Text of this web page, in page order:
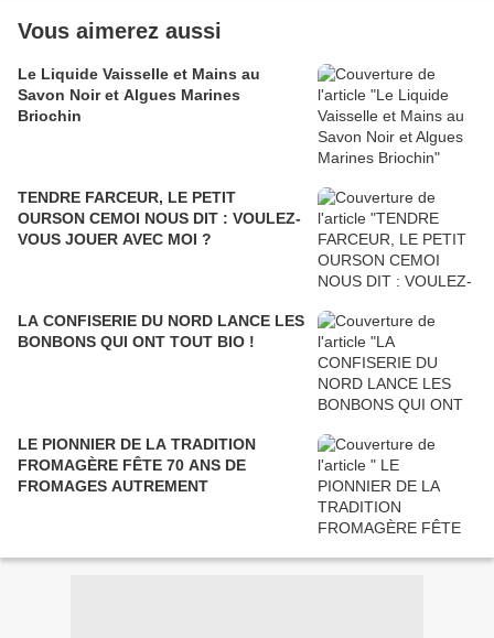
Vous aimerez aussi
Le Liquide Vaisselle et Mains au
Savon Noir et Algues Marines
Briochin
TENDRE FARCEUR, LE PETIT
OURSON CEMOI NOUS DIT : VOULEZ-
VOUS JOUER AVEC MOI ?
LA CONFISERIE DU NORD LANCE LES
BONBONS QUI ONT TOUT BIO !
LE PIONNIER DE LA TRADITION
FROMAGÈRE FÊTE 70 ANS DE
FROMAGES AUTREMENT